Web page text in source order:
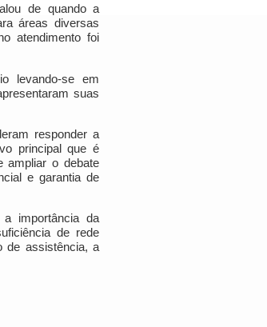
de quando a
áreas diversas
atendimento foi
levando-se em
suas
responder a
principal que é
ampliar o debate
e garantia de
importância da
de rede
de assistência, a